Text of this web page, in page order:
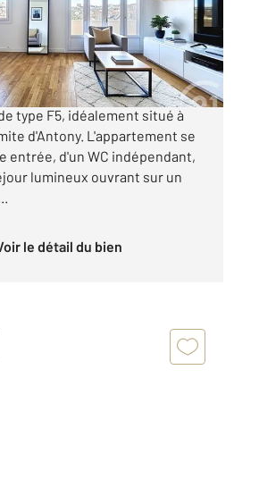
F5 à vendre
€
vous propose cet
type F5, idéalement situé à
d'Antony. L'appartement se
entrée, d'un WC indépendant,
lumineux ouvrant sur un
Voir le détail du bien